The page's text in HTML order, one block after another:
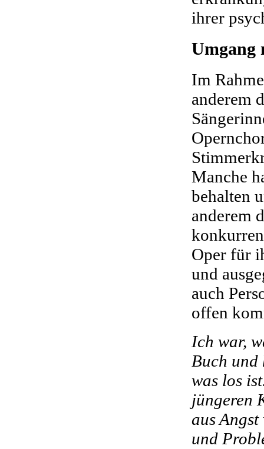
ihrer
Umgang
Im
anderem
Manche
behalten
anderem
Oper für
und
auch
offen
Ich war,
Buch und
was los
jüngeren
aus
und